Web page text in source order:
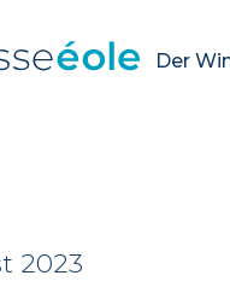
Der
2023